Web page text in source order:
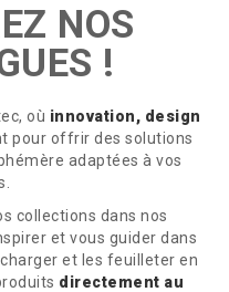
NOS
!
où innovation, design
pour offrir des solutions
adaptées à vos
collections dans nos
et vous guider dans
et les feuilleter en
directement au